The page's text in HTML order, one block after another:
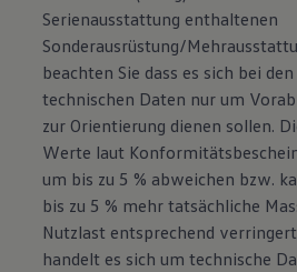
Serienausstattung enthaltenen
Sonderausrüstung/
beachten Sie dass es sich bei
technischen Daten nur um
zur Orientierung dienen sollen.
Werte laut
um bis zu 5 % abweichen bzw.
bis zu 5 % mehr tatsächliche
Nutzlast entsprechend
handelt es sich um technische